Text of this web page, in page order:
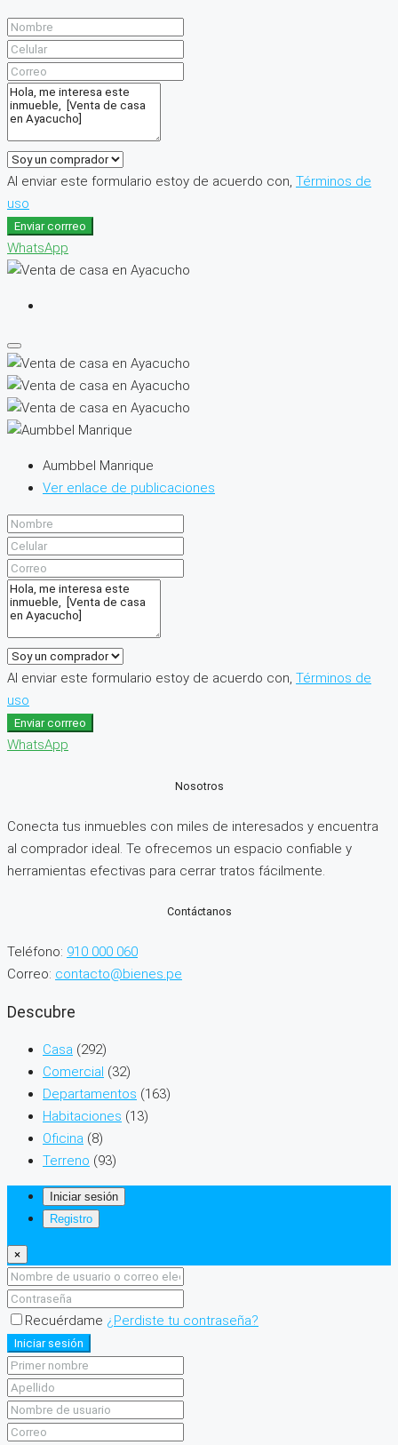
Al enviar este formulario estoy de acuerdo con, Términos de
uso
Enviar corrreo
WhatsApp
Aumbbel Manrique
Ver enlace de publicaciones
Al enviar este formulario estoy de acuerdo con, Términos de
uso
Enviar corrreo
WhatsApp
Nosotros
Conecta tus inmuebles con miles de interesados y encuentra
al comprador ideal. Te ofrecemos un espacio confiable y
herramientas efectivas para cerrar tratos fácilmente.
Contáctanos
Teléfono: 910 000 060
Correo: contacto@bienes.pe
Descubre
Casa (292)
Comercial (32)
Departamentos (163)
Habitaciones (13)
Oficina (8)
Terreno (93)
Iniciar sesión
Registro
×
Recuérdame ¿Perdiste tu contraseña?
Iniciar sesión